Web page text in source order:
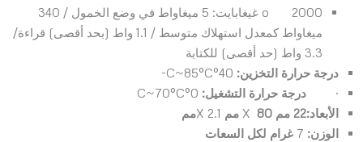
o 2000 غيغابايت: 5 ميغاواط في وضع الخمول / 340
ميغاواط كمعدل استهلاك متوسط / 1.1 واط (بحد أقصى) قراءة/
3.3 واط (حد أقصى) للكتابة
درجة حرارة التخزين: 40°C~85°C-
·
درجة حرارة التشغيل: 0°C~70°C
الأبعاد:22 مم
X 80 مم 2.1
مم
الوزن:
غرام لكل السعات